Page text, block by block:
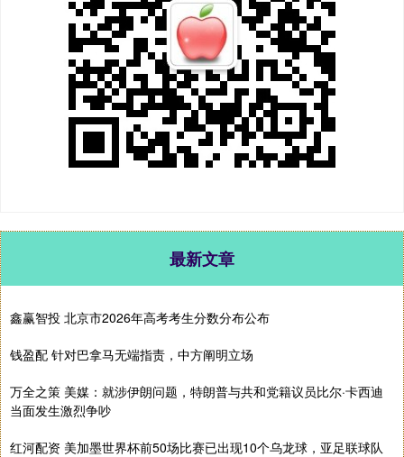
最新文章
鑫赢智投 北京市2026年高考考生分数分布公布
钱盈配 针对巴拿马无端指责，中方阐明立场
万全之策 美媒：就涉伊朗问题，特朗普与共和党籍议员比尔·卡西迪
当面发生激烈争吵
红河配资 美加墨世界杯前50场比赛已出现10个乌龙球，亚足联球队